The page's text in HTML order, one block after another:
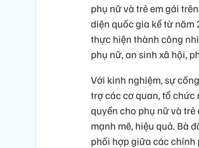
phụ nữ và trẻ em gái
diện quốc gia kể từ năm
thực hiện thành công
phụ nữ, an sinh xã hội,
Với kinh nghiệm, sự
trợ các cơ quan, tổ
quyền cho phụ nữ và trẻ
mạnh mẽ, hiệu quả. Bà
phối hợp giữa các chính